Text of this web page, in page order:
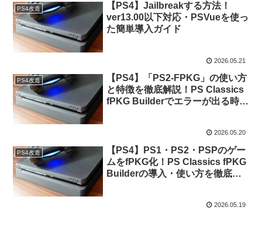
PS4改造
【PS4】Jailbreakする方法！
ver13.00以下対応・PSVueを使っ
た簡単導入ガイド
2026.05.21
PS4改造
【PS4】「PS2-FPKG」の使い方
と特徴を徹底解説！PS Classics
fPKG Builderでエラーが出る時の
2026.05.20
PS4改造
【PS4】PS1・PS2・PSPのゲー
ムをfPKG化！PS Classics fPKG
Builderの導入・使い方を徹底解
2026.05.19